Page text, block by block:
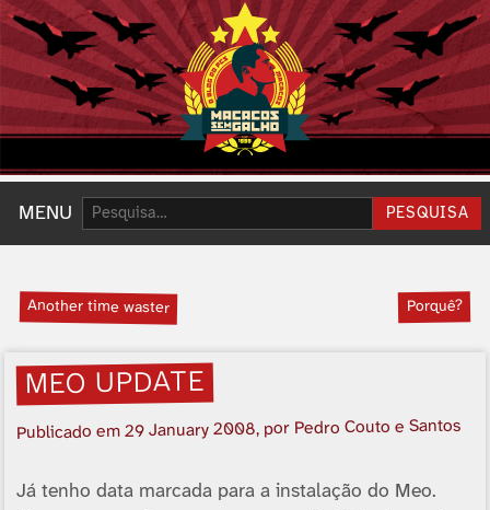
MENU Pesquisar: PESQUISA
Another time waster Porquê?
MEO UPDATE
Publicado em29 January 2008, por Pedro Couto e Santos
Já tenho data marcada para a instalação do Meo.